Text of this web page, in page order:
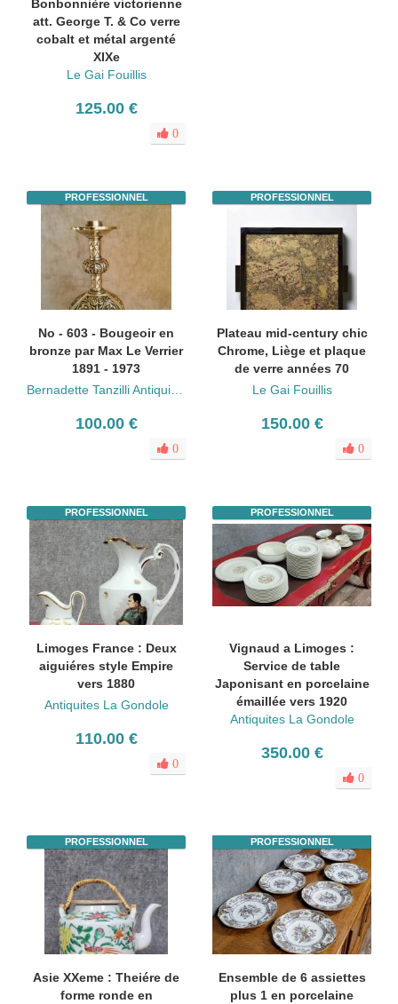
Bonbonnière victorienne
att. George T. & Co verre
cobalt et métal argenté
XIXe
Le Gai Fouillis
125.00 €
0
PROFESSIONNEL
No - 603 - Bougeoir en
bronze par Max Le Verrier
1891 - 1973
100.00 €
0
PROFESSIONNEL
Plateau mid-century chic
Chrome, Liège et plaque
de verre années 70
Le Gai Fouillis
150.00 €
0
PROFESSIONNEL
Limoges France : Deux
aiguiéres style Empire
vers 1880
Antiquites La Gondole
110.00 €
0
PROFESSIONNEL
Vignaud a Limoges :
Service de table
Japonisant en porcelaine
émaillée vers 1920
Antiquites La Gondole
350.00 €
0
PROFESSIONNEL
Asie XXeme : Theiére de
forme ronde en
PROFESSIONNEL
Ensemble de 6 assiettes
plus 1 en porcelaine